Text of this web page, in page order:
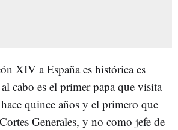
XIV a España es histórica es
cabo es el primer papa que visita
quince años y el primero que
Generales, y no como jefe de